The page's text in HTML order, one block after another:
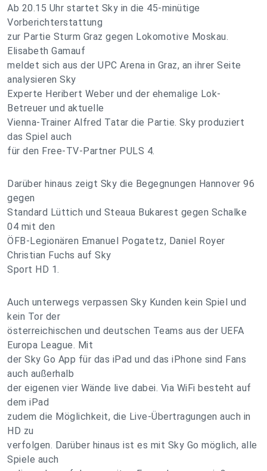
Ab 20.15 Uhr startet Sky in die 45-minütige
Vorberichterstattung
zur Partie Sturm Graz gegen Lokomotive Moskau.
Elisabeth Gamauf
meldet sich aus der UPC Arena in Graz, an ihrer Seite
analysieren Sky
Experte Heribert Weber und der ehemalige Lok-
Betreuer und aktuelle
Vienna-Trainer Alfred Tatar die Partie. Sky produziert
das Spiel auch
für den Free-TV-Partner PULS 4.
Darüber hinaus zeigt Sky die Begegnungen Hannover 96
gegen
Standard Lüttich und Steaua Bukarest gegen Schalke
04 mit den
ÖFB-Legionären Emanuel Pogatetz, Daniel Royer
Christian Fuchs auf Sky
Sport HD 1.
Auch unterwegs verpassen Sky Kunden kein Spiel und
kein Tor der
österreichischen und deutschen Teams aus der UEFA
Europa League. Mit
der Sky Go App für das iPad und das iPhone sind Fans
auch außerhalb
der eigenen vier Wände live dabei. Via WiFi besteht auf
dem iPad
zudem die Möglichkeit, die Live-Übertragungen auch in
HD zu
verfolgen. Darüber hinaus ist es mit Sky Go möglich, alle
Spiele auch